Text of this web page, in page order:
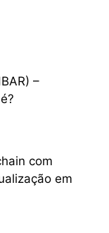
–
com
em